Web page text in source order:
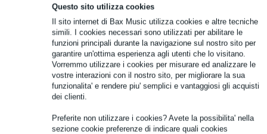
Questo sito utilizza cookies
Il sito internet di Bax Music utilizza cookies e altre tecniche
simili. I cookies necessari sono utilizzati per abilitare le
funzioni principali durante la navigazione sul nostro sito per
garantire un'ottima esperienza agli utenti che lo visitano.
Vorremmo utilizzare i cookies per misurare ed analizzare le
vostre interazioni con il nostro sito, per migliorare la sua
funzionalita' e rendere piu' semplici e vantaggiosi gli acquisti
dei clienti.
Preferite non utilizzare i cookies? Avete la possibilita' nella
sezione cookie preferenze di indicare quali cookies
Informazioni sul prodotto
treppiede a vento
tubo da 35 mm (in alto) e filettatura M20 in basso
flangia con filettatura M20 femmina con riduzione a 35 mm
Specifiche complete
Accessori (11)